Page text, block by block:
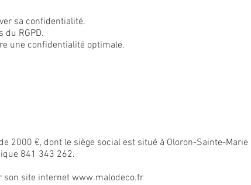
sa confidentialité.
RGPD.
une confidentialité optimale.
2000 €, dont le siège social est situé à Oloron-Sainte-Marie
841 343 262.
son site internet www.malodeco.fr